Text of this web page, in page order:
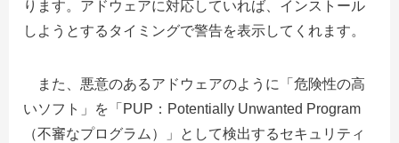
ります。アドウェアに対応していれば、インストール
しようとするタイミングで警告を表示してくれます。
また、悪意のあるアドウェアのように「危険性の高
いソフト」を「PUP：Potentially Unwanted Program
（不審なプログラム）」として検出するセキュリティ